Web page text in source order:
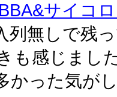
サイコ
列無しで残
も感じまし
かった気が